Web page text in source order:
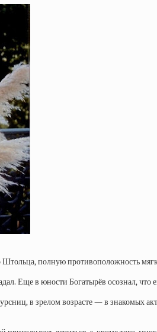
полную противоположность
Еще в юности Богатырёв осознал, что
в зрелом возрасте — в знакомых